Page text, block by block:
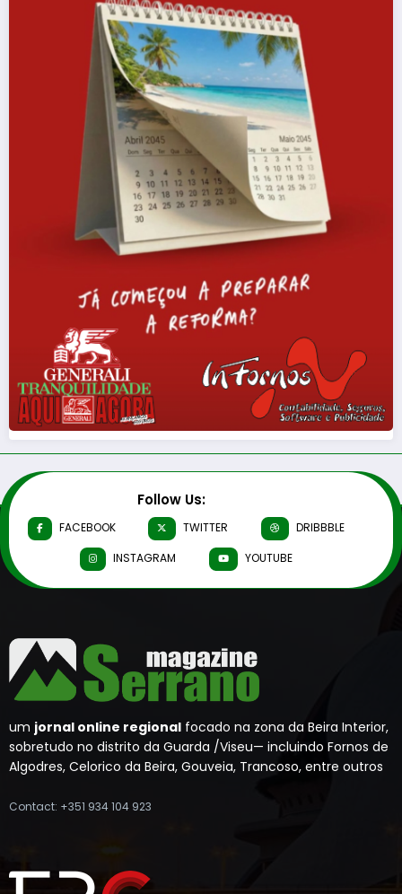
Follow Us:
FACEBOOK TWITTER
DRIBBBLE
INSTAGRAM
YOUTUBE
um jornal online regional focado na zona da Beira Interior,
sobretudo no distrito da Guarda /Viseu— incluindo Fornos de
Algodres, Celorico da Beira, Gouveia, Trancoso, entre outros
Contact: +351 934 104 923